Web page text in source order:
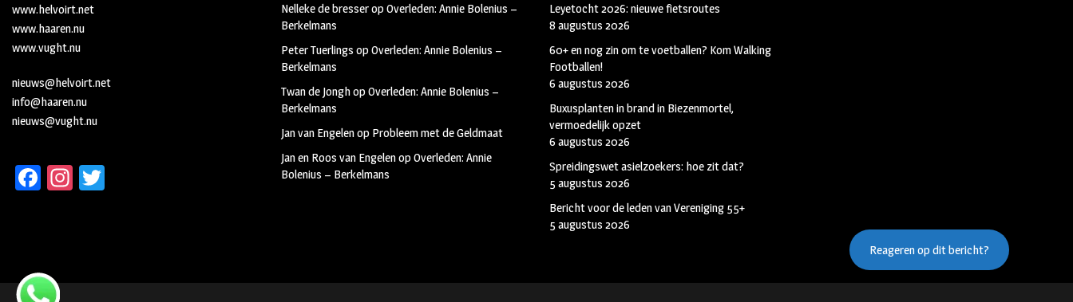
www.helvoirt.net
www.haaren.nu
www.vught.nu
nieuws@helvoirt.net
info@haaren.nu
nieuws@vught.nu
Fa
k
In
m
Nelleke de bresseropOverleden: Annie Bolenius –
Berkelmans
Peter Tuerlings opOverleden: Annie Bolenius –
Berkelmans
Twan de JonghopOverleden: Annie Bolenius –
Berkelmans
Jan van Engelenop Probleem met de Geldmaat
Jan en Roos van EngelenopOverleden: Annie
Bolenius – Berkelmans
Leyetocht 2026: nieuwe fietsroutes
8 augustus 2026
60+ en nog zin om te voetballen? Kom Walking
Footballen!
6 augustus 2026
Buxusplanten in brand in Biezenmortel,
vermoedelijk opzet
6 augustus 2026
Spreidingswet asielzoekers: hoe zit dat?
5 augustus 2026
Bericht voor de leden van Vereniging 55+
5 augustus 2026
Reageren op dit bericht?